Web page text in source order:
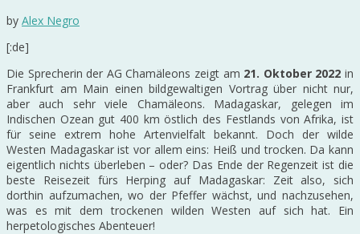
by Alex Negro
[:de]
Die Sprecherin der AG Chamäleons zeigt am 21. Oktober 2022 in
Frankfurt am Main einen bildgewaltigen Vortrag über nicht nur,
aber auch sehr viele Chamäleons. Madagaskar, gelegen im
Indischen Ozean gut 400 km östlich des Festlands von Afrika, ist
für seine extrem hohe Artenvielfalt bekannt. Doch der wilde
Westen Madagaskar ist vor allem eins: Heiß und trocken. Da kann
eigentlich nichts überleben – oder? Das Ende der Regenzeit ist die
beste Reisezeit fürs Herping auf Madagaskar: Zeit also, sich
dorthin aufzumachen, wo der Pfeffer wächst, und nachzusehen,
was es mit dem trockenen wilden Westen auf sich hat. Ein
herpetologisches Abenteuer!